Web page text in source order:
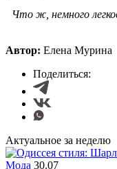
Что ж, немного
Автор: Елена Мурина
Поделиться:
Актуальное за неделю
Мода 30.07